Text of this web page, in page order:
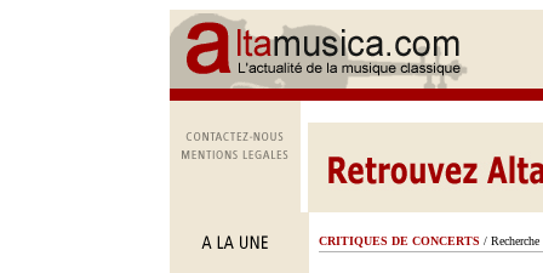
CRITIQUES DE CONCERTS / Recherche